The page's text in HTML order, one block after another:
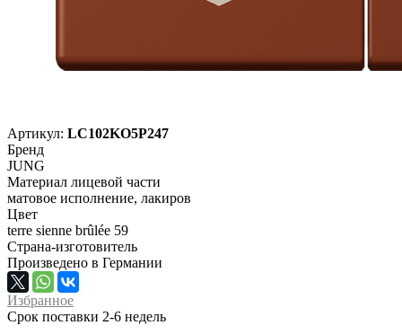
Артикул: LC102KO5P247
Бренд
JUNG
Материал лицевой части
матовое исполнение, лакиров
Цвет
terre sienne brûlée 59
Страна-изготовитель
Произведено в Германии
Избранное
Срок поставки 2-6 недель